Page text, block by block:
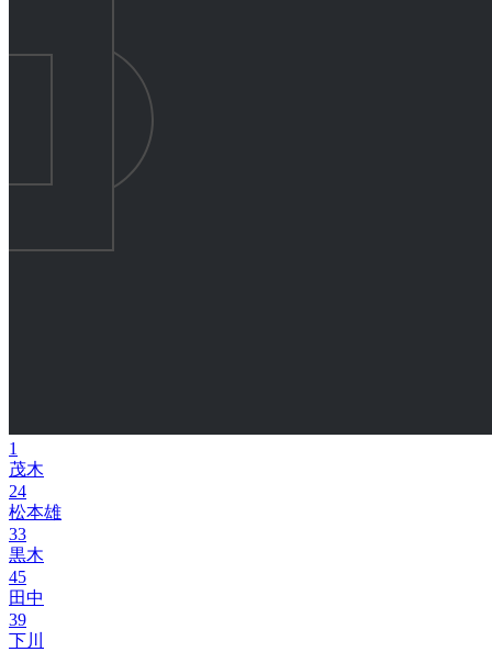
1
茂木
24
松本雄
33
黒木
45
田中
39
下川